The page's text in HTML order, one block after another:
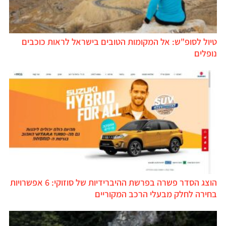
טיול לסופ"ש: אל המקומות הטובים בישראל לראות כוכבים
נופלים
הוצג הסדר פשרה בפרשת ההיברידיות של סוזוקי: 6 אפשרויות
בחירה לחלק מבעלי הרכב המקוריים